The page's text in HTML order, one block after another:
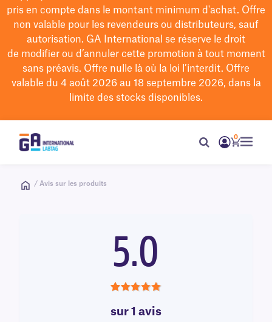
pris en compte dans le montant minimum d'achat. Offre
non valable pour les revendeurs ou distributeurs, sauf
autorisation. GA International se réserve le droit
de modifierou d’annuler cette promotion à tout moment
sans préavis. Offre nulle là où la loi l’interdit. Offre
valable du 4 août 2026 au 18 septembre 2026, dans la
limite des stocks disponibles.
0
/ Avis sur les produits
5.0
sur 1 avis